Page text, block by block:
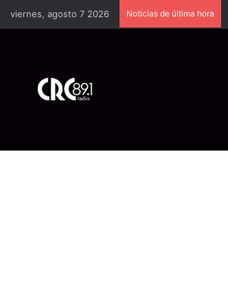
viernes, agosto 7 2026 Noticias de última hora